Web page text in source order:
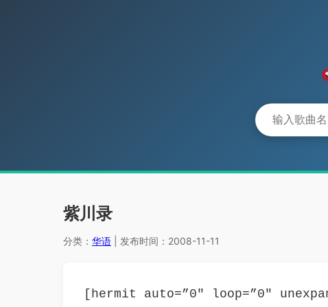
紫川录
分类： 华语 | 发布时间：2008-11-11
[hermit auto=”0″ loop=”0″